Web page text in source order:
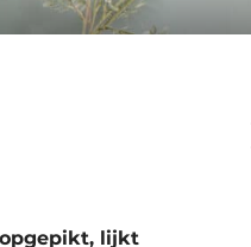
opgepikt, lijkt